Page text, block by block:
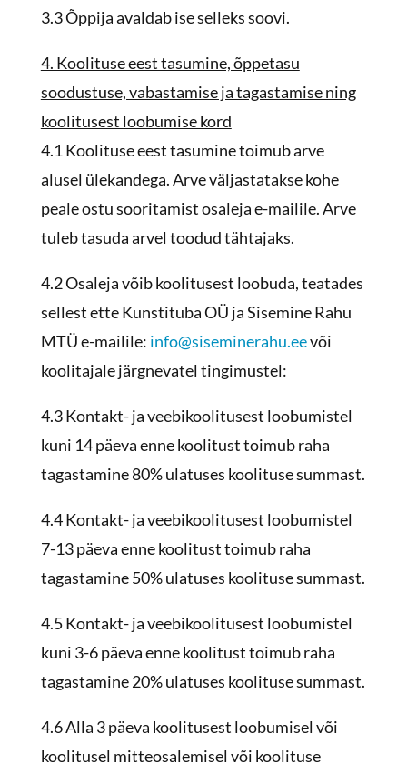
3.3 Õppija avaldab ise selleks soovi.
4. Koolituse eest tasumine, õppetasu
soodustuse, vabastamise ja tagastamise ning
koolitusest loobumise kord
4.1 Koolituse eest tasumine toimub arve
alusel ülekandega. Arve väljastatakse kohe
peale ostu sooritamist osaleja e-mailile. Arve
tuleb tasuda arvel toodud tähtajaks.
4.2 Osaleja võib koolitusest loobuda, teatades
sellest ette Kunstituba OÜ ja Sisemine Rahu
MTÜ e-mailile: info@siseminerahu.eevõi
koolitajale järgnevatel tingimustel:
4.3 Kontakt- ja veebikoolitusest loobumistel
kuni 14 päeva enne koolitust toimub raha
tagastamine 80% ulatuses koolituse summast.
4.4 Kontakt- ja veebikoolitusest loobumistel
7-13 päeva enne koolitust toimub raha
tagastamine 50% ulatuses koolituse summast.
4.5 Kontakt- ja veebikoolitusest loobumistel
kuni 3-6 päeva enne koolitust toimub raha
tagastamine 20% ulatuses koolituse summast.
4.6 Alla 3 päeva koolitusest loobumisel või
koolitusel mitteosalemisel või koolituse